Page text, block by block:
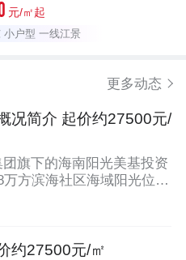
元/㎡起
小户型 一线江景
更多动态
况简介 起价约27500元/
旗下的海南阳光美基投资
方滨海社区海域阳光位于
约27500元/㎡